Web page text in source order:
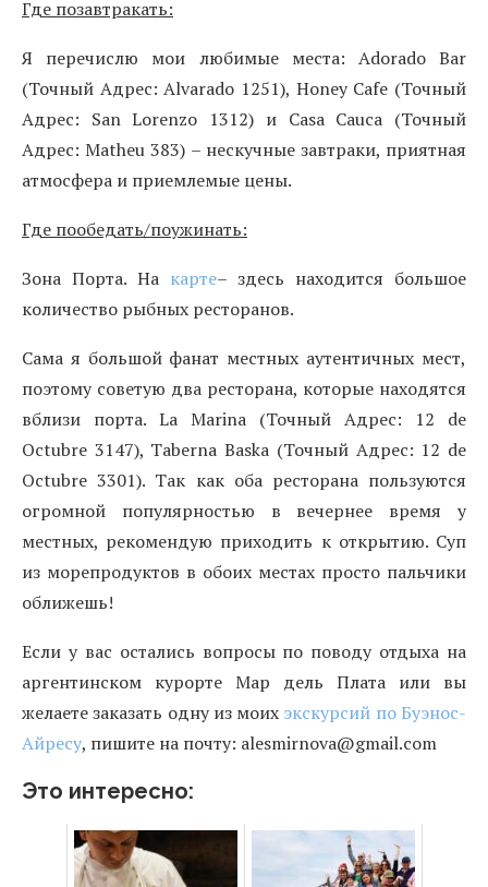
Где позавтракать:
Я перечислю мои любимые места: Adorado Bar
(Точный Адрес:Alvarado 1251), Honey Cafe (Точный
Адрес: San Lorenzo 1312) и Casa Cauca (Точный
Адрес:Matheu 383) – нескучные завтраки, приятная
атмосфера и приемлемые цены.
Где пообедать/поужинать:
Зона Порта. На карте– здесь находится большое
количество рыбных ресторанов.
Сама я большой фанат местных аутентичных мест,
поэтому советую два ресторана, которые находятся
вблизи порта. La Marina (Точный Адрес: 12 de
Octubre 3147), Taberna Baska (Точный Адрес: 12 de
Octubre 3301). Так как оба ресторана пользуются
огромной популярностью в вечернее время у
местных, рекомендую приходить к открытию. Суп
из морепродуктов в обоих местах просто пальчики
оближешь!
Если у вас остались вопросы по поводу отдыха на
аргентинском курорте Мар дель Плата или вы
желаете заказать одну из моих экскурсий по Буэнос-
Айресу, пишите на почту: alesmirnova@gmail.com
Это интересно: